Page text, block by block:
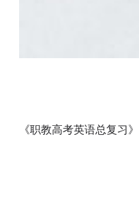
《职教高考英语总复